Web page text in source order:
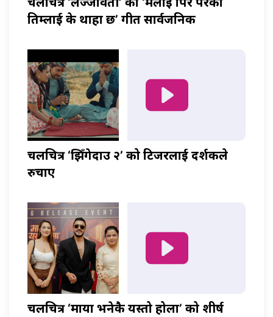
तिम्लाई के थाहा छ’ गीत सार्वजनिक
चलचित्र ‘झिँगेदाउ २’ को टिजरलाई दर्शकले
रुचाए
चलचित्र ‘माया भनेकै यस्तो होला’ को शीर्ष